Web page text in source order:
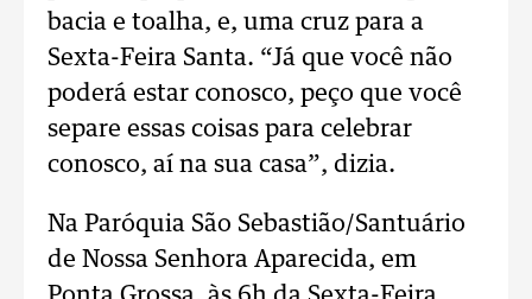
bacia e toalha, e, uma cruz para a
Sexta-Feira Santa. “Já que você não
poderá estar conosco, peço que você
separe essas coisas para celebrar
conosco, aí na sua casa”, dizia.
Na Paróquia São Sebastião/Santuário
de Nossa Senhora Aparecida, em